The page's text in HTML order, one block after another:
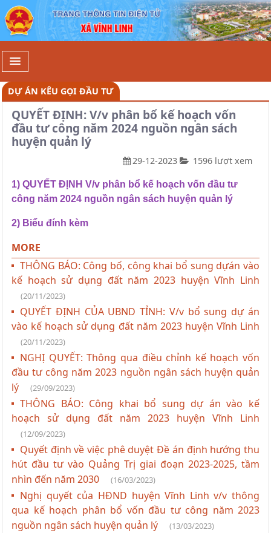
Chi tiết - Xã Vĩnh Linh
DỰ ÁN KÊU GỌI ĐẦU TƯ
QUYẾT ĐỊNH: V/v phân bổ kế hoạch vốn
đầu tư công năm 2024 nguồn ngân sách
huyện quản lý
29-12-2023 1596 lượt xem
1) QUYẾT ĐỊNH V/v phân bổ kế hoạch vốn đầu tư
công năm 2024 nguồn ngân sách huyện quản lý
2) Biểu đính kèm
MORE
THÔNG BÁO: Công bố, công khai bổ sung dựán vào
kế hoạch sử dụng đất năm 2023 huyện Vĩnh Linh
(20/11/2023)
QUYẾT ĐỊNH CỦA UBND TỈNH: V/v bổ sung dự án
vào kế hoạch sử dụng đất năm 2023 huyện Vĩnh Linh
(20/11/2023)
NGHỊ QUYẾT: Thông qua điều chỉnh kế hoạch vốn
đầu tư công năm 2023 nguồn ngân sách huyện quản
lý
(29/09/2023)
THÔNG BÁO: Công khai bổ sung dự án vào kế
hoạch sử dụng đất năm 2023 huyện Vĩnh Linh
(12/09/2023)
Quyết định về việc phê duyệt Đề án định hướng thu
hút đầu tư vào Quảng Trị giai đoạn 2023-2025, tầm
nhìn đến năm 2030
(16/03/2023)
Nghị quyết của HĐND huyện Vĩnh Linh v/v thông
qua kế hoạch phân bổ vốn đầu tư công năm 2023
nguồn ngân sách huyện quản lý
(13/03/2023)